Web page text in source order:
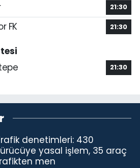
21:30
FK 21:30
21:30
denetimleri: 430
yasal işlem, 35 araç
men